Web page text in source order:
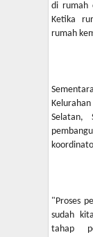
di rumah
Ketika
rumah
Selatan,
"Proses
sudah
tahap